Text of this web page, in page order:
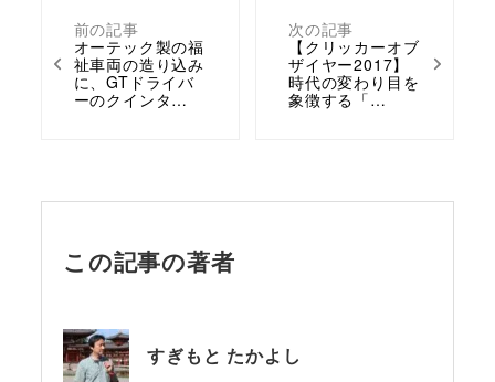
前の記事
オーテック製の福
祉車両の造り込み
に、GTドライバ
ーのクインタ…
次の記事
【クリッカーオブ
ザイヤー2017】
時代の変わり目を
象徴する「…
この記事の著者
すぎもと たかよし